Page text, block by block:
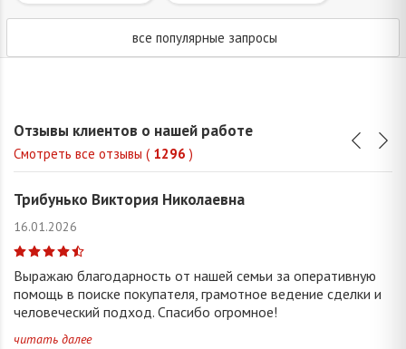
все популярные запросы
Отзывы клиентов о нашей работе
Смотреть все отзывы ( 1296 )
Трибунько Виктория Николаевна
16.01.2026
Выражаю благодарность от нашей семьи за оперативную
помощь в поиске покупателя, грамотное ведение сделки и
человеческий подход. Спасибо огромное!
читать далее